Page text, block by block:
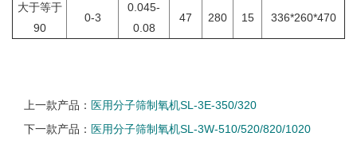
大于等于
90
0-3
0.045-
0.08
47 280 15 336*260*470
上一款产品： 医用分子筛制氧机SL-3E-350/320
下一款产品： 医用分子筛制氧机SL-3W-510/520/820/1020